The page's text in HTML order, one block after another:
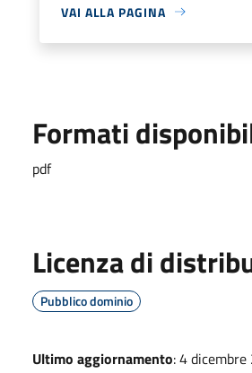
VAI ALLA PAGINA
Formati
pdf
Licenza di
Pubblico dominio
Ultimo aggiornamento: 4